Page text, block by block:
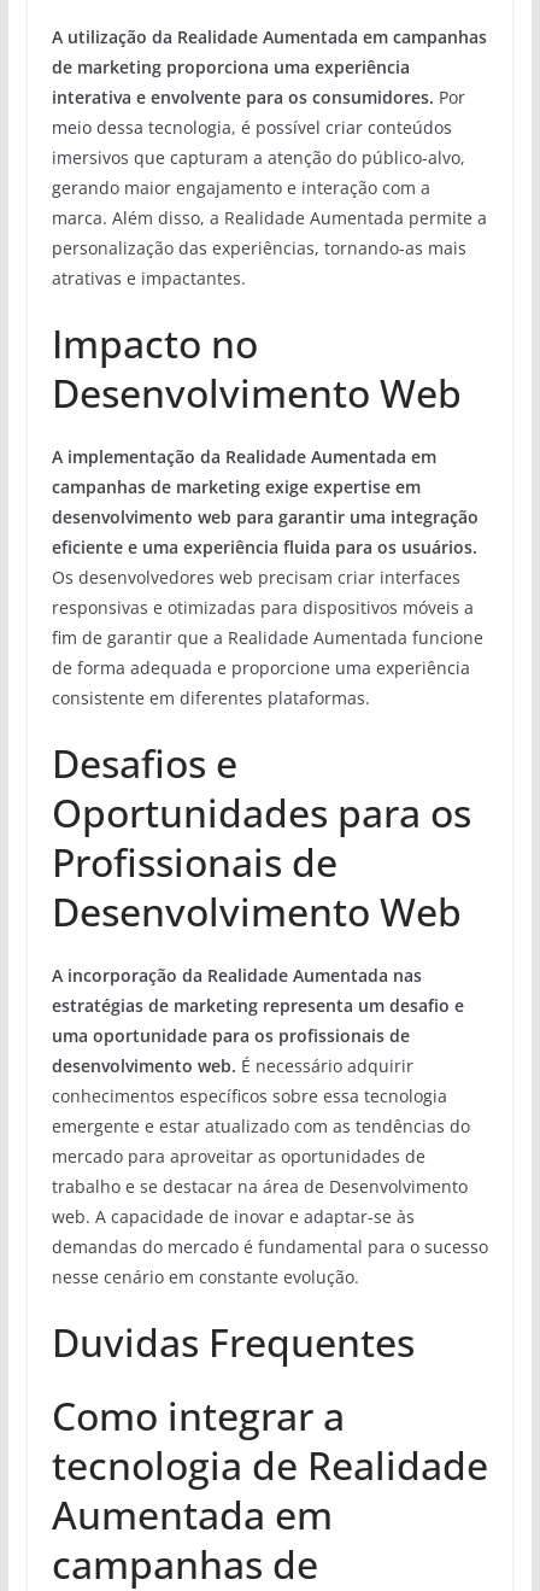
A utilização da Realidade Aumentada em campanhas
de marketing proporciona uma experiência
interativa e envolvente para os consumidores. Por
meio dessa tecnologia, é possível criar conteúdos
imersivos que capturam a atenção do público-alvo,
gerando maior engajamento e interação com a
marca. Além disso, a Realidade Aumentada permite a
personalização das experiências, tornando-as mais
atrativas e impactantes.
Impacto no
Desenvolvimento Web
A implementação da Realidade Aumentada em
campanhas de marketing exige expertise em
desenvolvimento web para garantir uma integração
eficiente e uma experiência fluida para os usuários.
Os desenvolvedores web precisam criar interfaces
responsivas e otimizadas para dispositivos móveis a
fim de garantir que a Realidade Aumentada funcione
de forma adequada e proporcione uma experiência
consistente em diferentes plataformas.
Desafios e
Oportunidades para os
Profissionais de
Desenvolvimento Web
A incorporação da Realidade Aumentada nas
estratégias de marketing representa um desafio e
uma oportunidade para os profissionais de
desenvolvimento web. É necessário adquirir
conhecimentos específicos sobre essa tecnologia
emergente e estar atualizado com as tendências do
mercado para aproveitar as oportunidades de
trabalho e se destacar na área de Desenvolvimento
web. A capacidade de inovar e adaptar-se às
demandas do mercado é fundamental para o sucesso
nesse cenário em constante evolução.
Duvidas Frequentes
Como integrar a
tecnologia de Realidade
Aumentada em
campanhas de